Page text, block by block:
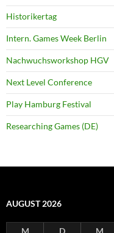
Historikertag
Intern. Games Week Berlin
Nachwuchsworkshop HGV
Next Level Conference
Play Hamburg Festival
Researching Games (DE)
AUGUST 2026
M D M